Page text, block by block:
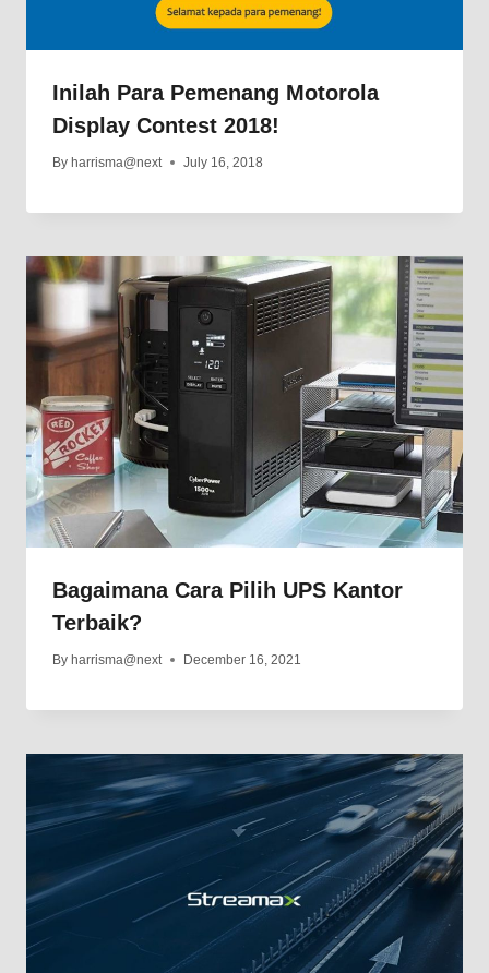
Inilah Para Pemenang Motorola
Display Contest 2018!
By harrisma@next July 16, 2018
Bagaimana Cara Pilih UPS Kantor
Terbaik?
By harrisma@next December 16, 2021